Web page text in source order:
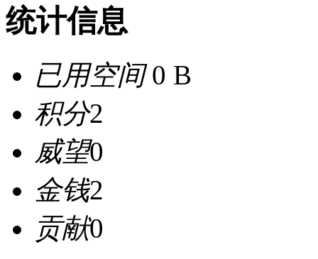
统计信息
已用空间0 B
积分2
威望0
金钱2
贡献0